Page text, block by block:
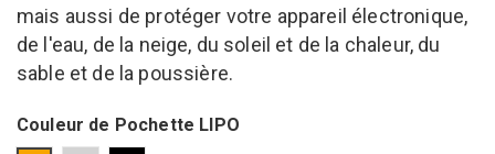
mais aussi de protéger votre appareil électronique,
de l'eau, de la neige, du soleil et de la chaleur, du
sable et de la poussière.
Couleur de Pochette LIPO